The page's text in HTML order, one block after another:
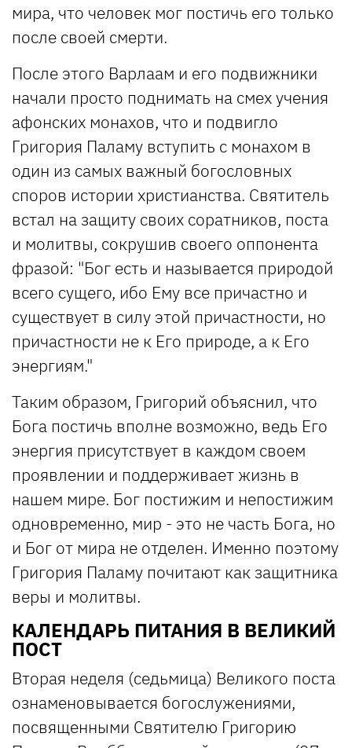
мира, что человек мог постичь его только
после своей смерти.
После этого Варлаам и его подвижники
начали просто поднимать на смех учения
афонских монахов, что и подвигло
Григория Паламу вступить с монахом в
один из самых важный богословных
споров истории христианства. Святитель
встал на защиту своих соратников, поста
и молитвы, сокрушив своего оппонента
фразой: "Бог есть и называется природой
всего сущего, ибо Ему все причастно и
существует в силу этой причастности, но
причастности не к Его природе, а к Его
энергиям."
Таким образом, Григорий объяснил, что
Бога постичь вполне возможно, ведь Его
энергия присутствует в каждом своем
проявлении и поддерживает жизнь в
нашем мире. Бог постижим и непостижим
одновременно, мир - это не часть Бога, но
и Бог от мира не отделен. Именно поэтому
Григория Паламу почитают как защитника
веры и молитвы.
КАЛЕНДАРЬ ПИТАНИЯ В ВЕЛИКИЙ
ПОСТ
Вторая неделя (седьмица) Великого поста
ознаменовывается богослужениями,
посвященными Святителю Григорию